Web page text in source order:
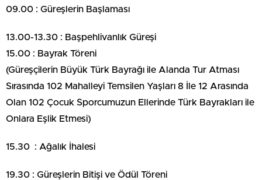
09.00 : Güreşlerin Başlaması
13.00-13.30 : Başpehlivanlık Güreşi
15.00 : Bayrak Töreni
(Güreşçilerin Büyük Türk Bayrağı ile Alanda Tur Atması
Sırasında 102 Mahalleyi Temsilen Yaşları 8 İle 12 Arasında
Olan 102 Çocuk Sporcumuzun Ellerinde Türk Bayrakları ile
Onlara Eşlik Etmesi)
15.30 : Ağalık İhalesi
19.30 : Güreşlerin Bitişi ve Ödül Töreni